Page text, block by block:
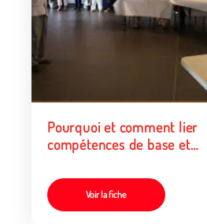
Pourquoi et comment lier
compétences de base et
de lutte contre l’illettrisme ?
Voir la fiche